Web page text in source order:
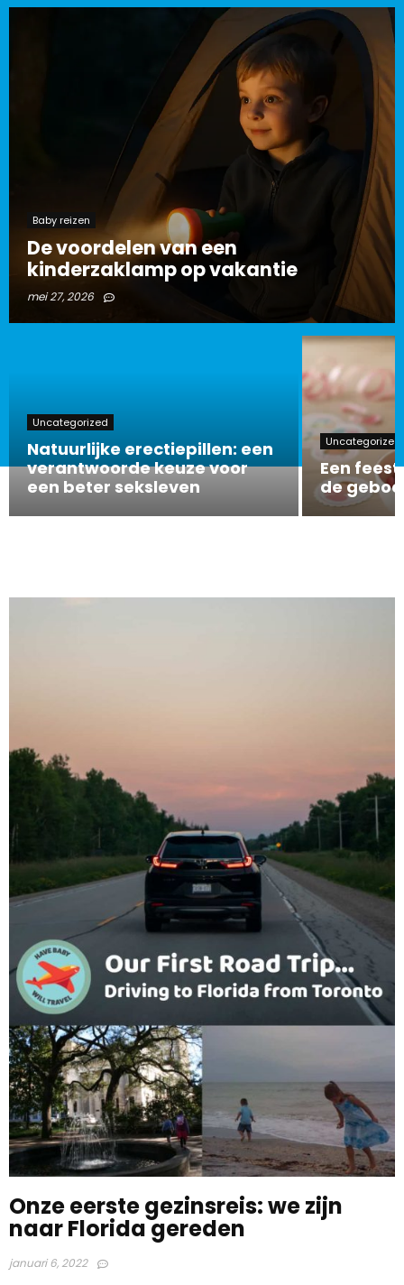
Baby reizen
De voordelen van een
kinderzaklamp op vakantie
mei 27, 2026
Uncategorized
Natuurlijke erectiepillen: een
verantwoorde keuze voor
een beter seksleven
Uncategorized
Een
de
Onze eerste gezinsreis: we zijn
naar Florida gereden
januari 6, 2022